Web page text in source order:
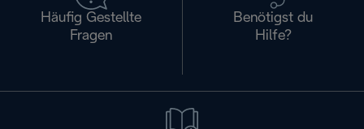
Häufig Gestellte
Fragen
Benötigst du
Hilfe?